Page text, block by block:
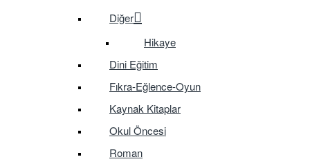
Diğer
Hikaye
Dini Eğitim
Fıkra-Eğlence-Oyun
Kaynak Kitaplar
Okul Öncesi
Roman